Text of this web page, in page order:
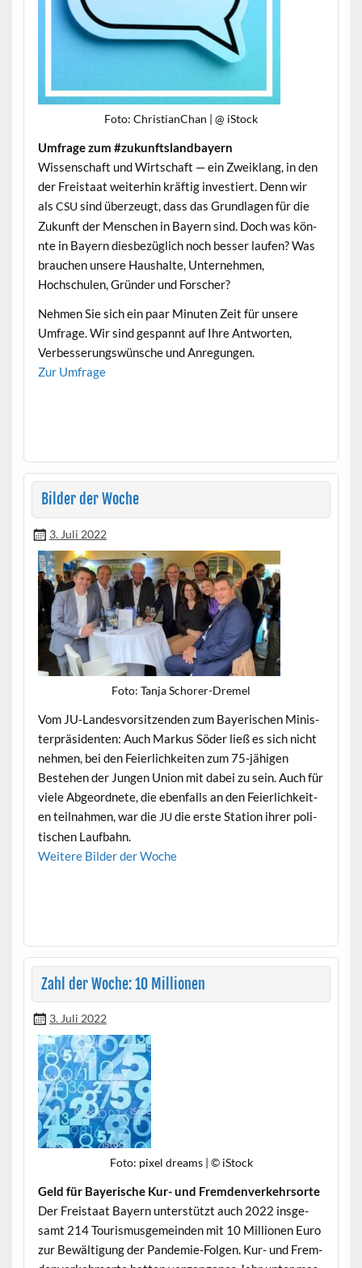
Foto: Chris­tian­Chan | @ iStock
Umfrage zum #zukun­ft­s­land­bay­ern
Wis­senschaft und Wirtschaft — ein Zweik­lang, in den
der Freis­taat weit­er­hin kräftig investiert. Denn wir
als CSUsind überzeugt, dass das Grund­la­gen für die
Zukun­ft der Men­schen in Bay­ern sind. Doch was kön­
nte in Bay­ern dies­bezüglich noch bess­er laufen? Was
brauchen unsere Haushalte, Unternehmen,
Hochschulen, Grün­der und Forscher?
Nehmen Sie sich ein paar Minuten Zeit für unsere
Umfrage. Wir sind ges­pan­nt auf Ihre Antworten,
Verbesserungswün­sche und Anregungen.
Zur Umfrage
Bilder der Woche
3. Juli 2022
Foto: Tan­ja Schorer-Dremel
Vom JU-Lan­desvor­sitzen­den zum Bay­erischen Min­is­
ter­präsi­den­ten: Auch Markus Söder ließ es sich nicht
nehmen, bei den Feier­lichkeit­en zum 75-jähi­gen
Beste­hen der Jun­gen Union mit dabei zu sein. Auch für
viele Abge­ord­nete, die eben­falls an den Feier­lichkeit­
en teil­nah­men, war die JUdie erste Sta­tion ihrer poli­
tis­chen Laufbahn.
Weit­ere Bilder der Woche
Zahl der Woche: 10 Millionen
3. Juli 2022
Foto: pix­el dreams | © iStock
Geld für Bay­erische Kur- und Fremdenverkehrsorte
Der Freis­taat Bay­ern unter­stützt auch 2022 ins­ge­
samt 214 Touris­mus­ge­mein­den mit 10 Mil­lio­nen Euro
zur Bewäl­ti­gung der Pan­demie-Fol­gen. Kur- und Frem­